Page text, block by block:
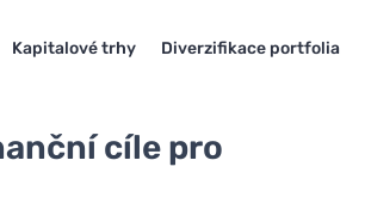
Kapitalové trhy Diverzifikace portfolia
cíle pro